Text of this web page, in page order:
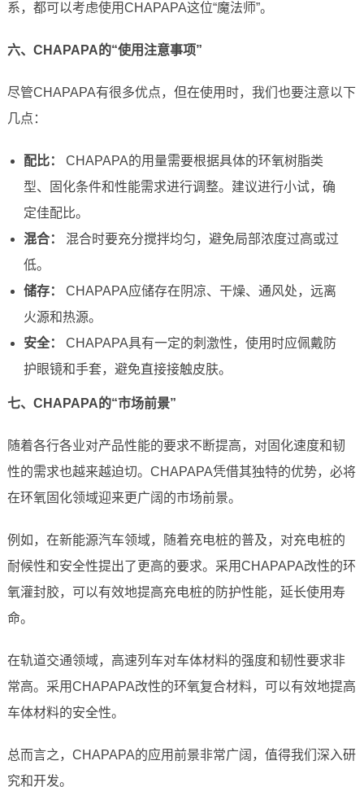
系，都可以考虑使用CHAPAPA这位“魔法师”。
六、CHAPAPA的“使用注意事项”
尽管CHAPAPA有很多优点，但在使用时，我们也要注意以下
几点：
配比：
CHAPAPA的用量需要根据具体的环氧树脂类
型、固化条件和性能需求进行调整。建议进行小试，确
定佳配比。
混合：
混合时要充分搅拌均匀，避免局部浓度过高或过
低。
储存：
CHAPAPA应储存在阴凉、干燥、通风处，远离
火源和热源。
安全：
CHAPAPA具有一定的刺激性，使用时应佩戴防
护眼镜和手套，避免直接接触皮肤。
七、CHAPAPA的“市场前景”
随着各行各业对产品性能的要求不断提高，对固化速度和韧
性的需求也越来越迫切。CHAPAPA凭借其独特的优势，必将
在环氧固化领域迎来更广阔的市场前景。
例如，在新能源汽车领域，随着充电桩的普及，对充电桩的
耐候性和安全性提出了更高的要求。采用CHAPAPA改性的环
氧灌封胶，可以有效地提高充电桩的防护性能，延长使用寿
命。
在轨道交通领域，高速列车对车体材料的强度和韧性要求非
常高。采用CHAPAPA改性的环氧复合材料，可以有效地提高
车体材料的安全性。
总而言之，CHAPAPA的应用前景非常广阔，值得我们深入研
究和开发。